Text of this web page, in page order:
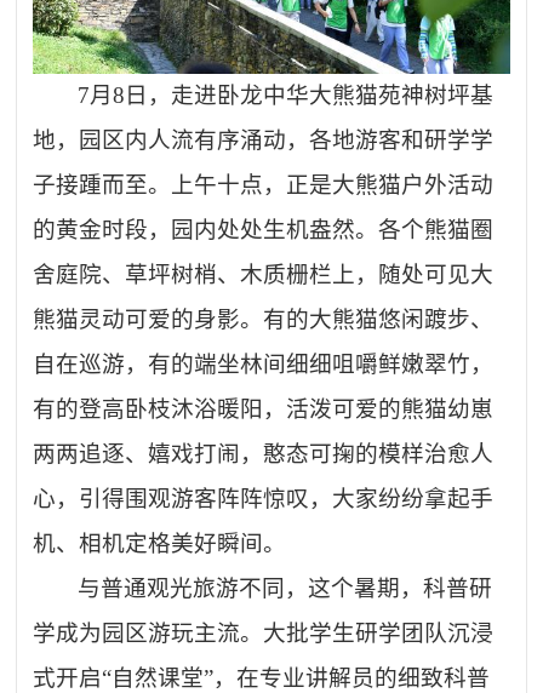
7月8日，走进卧龙中华大熊猫苑神树坪基
地，园区内人流有序涌动，各地游客和研学学
子接踵而至。上午十点，正是大熊猫户外活动
的黄金时段，园内处处生机盎然。各个熊猫圈
舍庭院、草坪树梢、木质栅栏上，随处可见大
熊猫灵动可爱的身影。有的大熊猫悠闲踱步、
自在巡游，有的端坐林间细细咀嚼鲜嫩翠竹，
有的登高卧枝沐浴暖阳，活泼可爱的熊猫幼崽
两两追逐、嬉戏打闹，憨态可掬的模样治愈人
心，引得围观游客阵阵惊叹，大家纷纷拿起手
机、相机定格美好瞬间。
与普通观光旅游不同，这个暑期，科普研
学成为园区游玩主流。大批学生研学团队沉浸
式开启“自然课堂”，在专业讲解员的细致科普